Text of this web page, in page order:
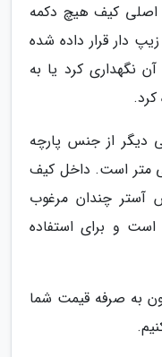
کیف هیچ دکمه
دار قرار داده شده
نگهداری کرد یا به
کرد.
از جنس پارچه
20 در 3 در 22 سانتی متر است. داخل کیف
آستر چندان مرغوب
و برای استفاده
کیف زنانه مقرون به صرفه قیمت شما